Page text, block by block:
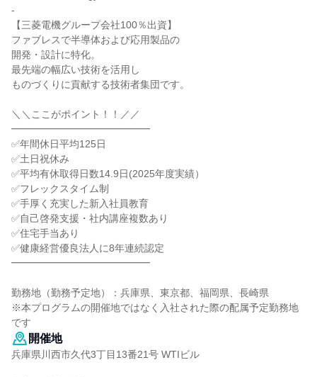
-
【三菱電機グループ会社100％出資】
ファブレスで半導体および応用製品の
開発・設計に特化。
最先端の幅広い技術を活用し
ものづくりに貢献する技術者集団です。
＼＼ここがポイント！！／／
━━━━━━━━━━━━━━
✅年間休日平均125日
✅土日祝休み
✅平均有休取得日数14.9日(2025年度実績）
✅フレックスタイム制
✅手厚く充実した新入社員教育
✅自己啓発支援・社内講座複数あり
✅住宅手当あり
✅健康経営優良法人に8年連続認定
━━━━━━━━━━━━━━
勤務地（勤務予定地）：兵庫県、東京都、福岡県、長崎県
※本プログラムの開催地ではなく入社された際の配属予定勤務地
です
開催地
兵庫県川西市久代3丁目13番21号 WTIビル